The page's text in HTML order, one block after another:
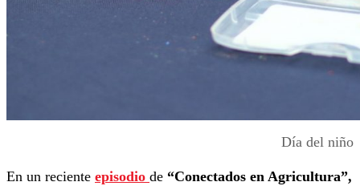
Día del niño
En un reciente episodio de “Conectados en Agricultura”,